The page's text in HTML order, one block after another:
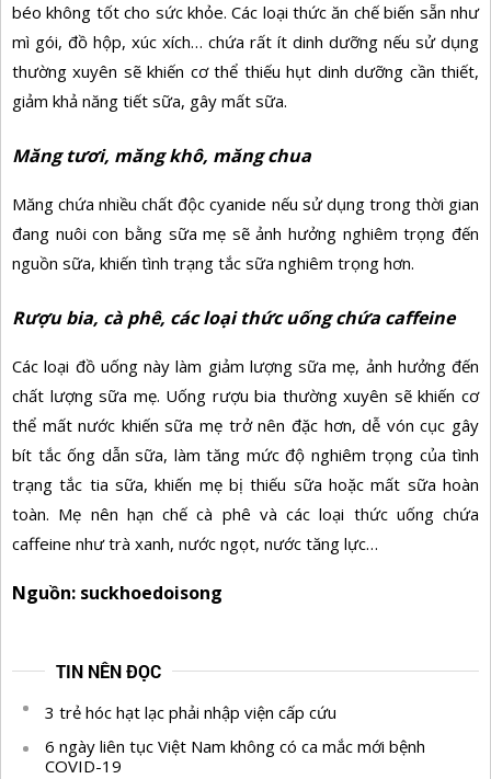
béo không tốt cho sức khỏe. Các loại thức ăn chế biến sẵn như
mì gói, đồ hộp, xúc xích… chứa rất ít dinh dưỡng nếu sử dụng
thường xuyên sẽ khiến cơ thể thiếu hụt dinh dưỡng cần thiết,
giảm khả năng tiết sữa, gây mất sữa.
Măng tươi, măng khô, măng chua
Măng chứa nhiều chất độc cyanide nếu sử dụng trong thời gian
đang nuôi con bằng sữa mẹ sẽ ảnh hưởng nghiêm trọng đến
nguồn sữa, khiến tình trạng tắc sữa nghiêm trọng hơn.
Rượu bia, cà phê, các loại thức uống chứa caffeine
Các loại đồ uống này làm giảm lượng sữa mẹ, ảnh hưởng đến
chất lượng sữa mẹ. Uống rượu bia thường xuyên sẽ khiến cơ
thể mất nước khiến sữa mẹ trở nên đặc hơn, dễ vón cục gây
bít tắc ống dẫn sữa, làm tăng mức độ nghiêm trọng của tình
trạng tắc tia sữa, khiến mẹ bị thiếu sữa hoặc mất sữa hoàn
toàn. Mẹ nên hạn chế cà phê và các loại thức uống chứa
caffeine như trà xanh, nước ngọt, nước tăng lực…
Nguồn: suckhoedoisong
TIN NÊN ĐỌC
3 trẻ hóc hạt lạc phải nhập viện cấp cứu
6 ngày liên tục Việt Nam không có ca mắc mới bệnh
COVID-19